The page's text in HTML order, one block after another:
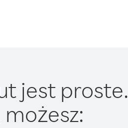
jest proste.